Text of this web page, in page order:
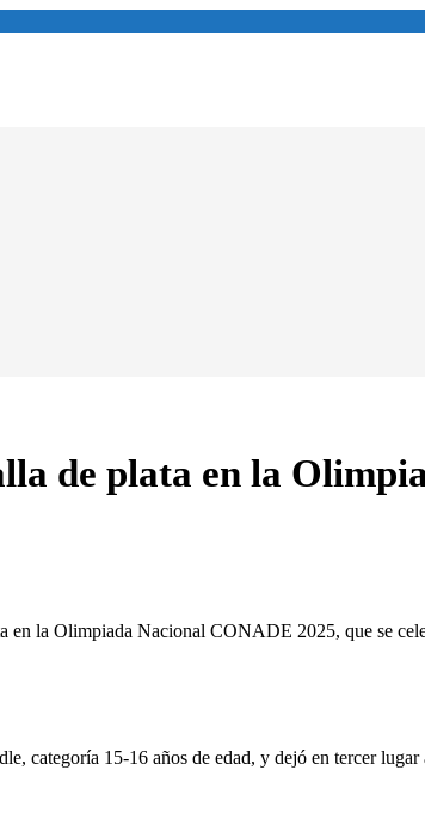
de plata en la
la Olimpiada Nacional CONADE 2025, que se
categoría 15-16 años de edad, y dejó en tercer lugar